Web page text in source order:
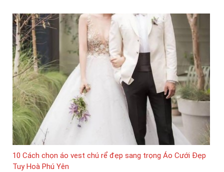
10 Cách chọn áo vest chú rể đẹp sang trọng Áo Cưới Đẹp
Tuy Hoà Phú Yên